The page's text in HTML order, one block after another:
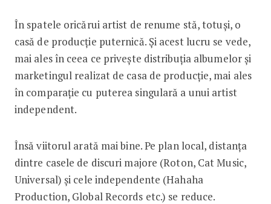
În spatele oricărui artist de renume stă, totuși, o
casă de producție puternică. Și acest lucru se vede,
mai ales în ceea ce privește distribuția albumelor și
marketingul realizat de casa de producție, mai ales
în comparație cu puterea singulară a unui artist
independent.
Însă viitorul arată mai bine. Pe plan local, distanța
dintre casele de discuri majore (Roton, Cat Music,
Universal) și cele independente (Hahaha
Production, Global Records etc.) se reduce.